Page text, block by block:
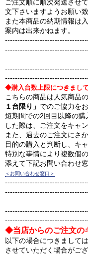
ご注文順に順次発送させ
文下さいますようお願い致
また本商品の納期情報は
案内は出来かねます。
◆購入台数上限につきまして
こちらの商品は人気商品
１台限り」 でのご協力を
短期間での2回目以降の購
した際は、ご注文をキャ
また、過去のご注文にさ
目的の購入と判断し、キ
特別な事情により複数個
添えて下記お問い合わせ
＜お問い合わせ窓口＞
◆当店からのご注文の
以下の場合につきまして
させていただく場合がござ